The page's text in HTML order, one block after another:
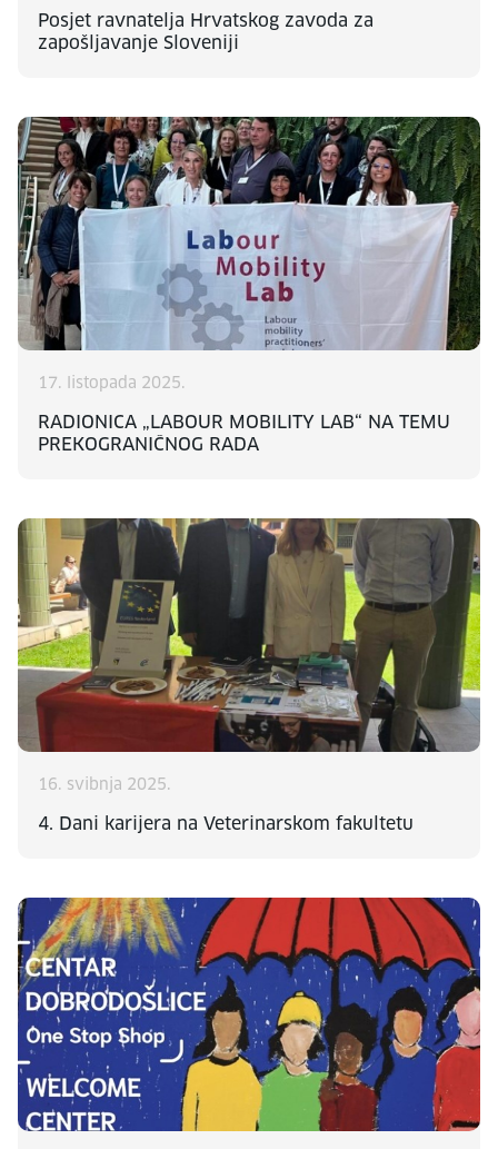
Posjet ravnatelja Hrvatskog zavoda za
zapošljavanje Sloveniji
17. listopada 2025.
RADIONICA „LABOUR MOBILITY LAB“ NA TEMU
PREKOGRANIČNOG RADA
16. svibnja 2025.
4. Dani karijera na Veterinarskom fakultetu